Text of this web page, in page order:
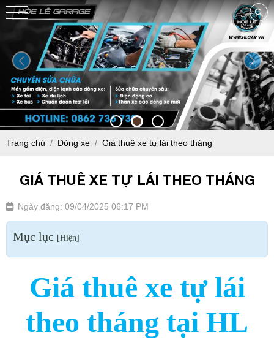
Trang chủ Dòng xe Giá thuê xe tự lái theo tháng
GIÁ THUÊ XE TỰ LÁI THEO THÁNG
Ngày đăng: 09/04/2025 06:17 PM
Mục lục [Hiện]
Giá thuê xe tự lái
theo tháng tại HL